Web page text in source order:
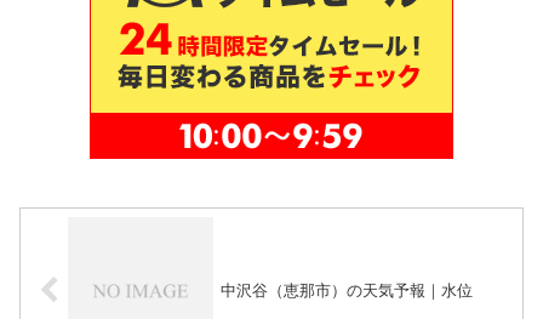
中沢谷（恵那市）の天気予報｜水位